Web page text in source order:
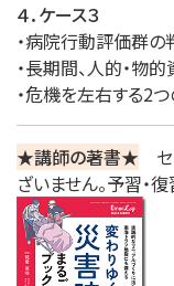
４．ケース３
・病院行動評価群の
・長期間、人的・物
・危機を左右する2
★講師の著書★ セ
ざいません。予習・